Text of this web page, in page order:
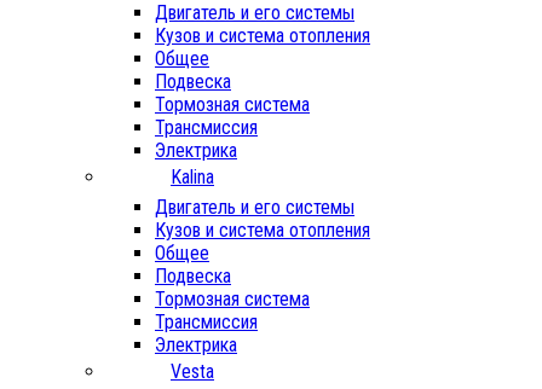
Двигатель и его системы
Кузов и система отопления
Общее
Подвеска
Тормозная система
Трансмиссия
Электрика
Kalina
Двигатель и его системы
Кузов и система отопления
Общее
Подвеска
Тормозная система
Трансмиссия
Электрика
Vesta